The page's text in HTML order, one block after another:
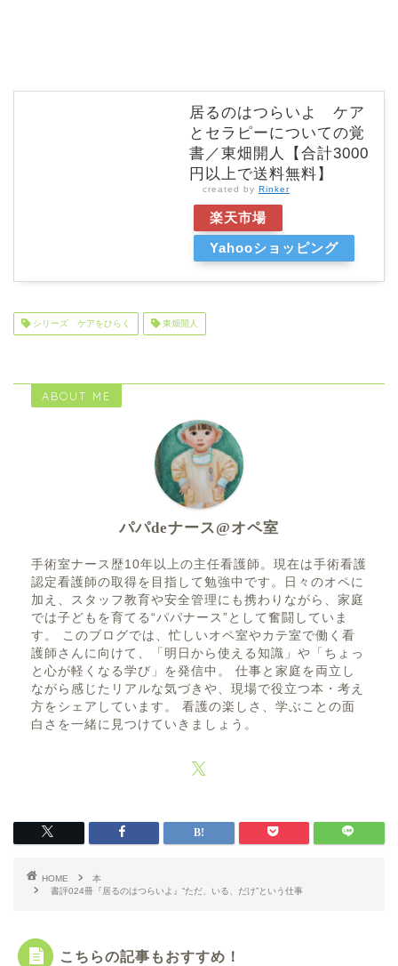
居るのはつらいよ ケア
とセラピーについての覚
書／東畑開人【合計3000
円以上で送料無料】
created by Rinker
楽天市場
Yahooショッピング
シリーズ ケアをひらく 東畑開人
ABOUT ME
パパdeナース@オペ室
手術室ナース歴10年以上の主任看護師。現在は手術看護
認定看護師の取得を目指して勉強中です。日々のオペに
加え、スタッフ教育や安全管理にも携わりながら、家庭
では子どもを育てる“パパナース”として奮闘していま
す。 このブログでは、忙しいオペ室やカテ室で働く看
護師さんに向けて、「明日から使える知識」や「ちょっ
と心が軽くなる学び」を発信中。 仕事と家庭を両立し
ながら感じたリアルな気づきや、現場で役立つ本・考え
方をシェアしています。 看護の楽しさ、学ぶことの面
白さを一緒に見つけていきましょう。
HOME
本
書評024冊『居るのはつらいよ』“ただ、いる、だけ”という仕事
こちらの記事もおすすめ！